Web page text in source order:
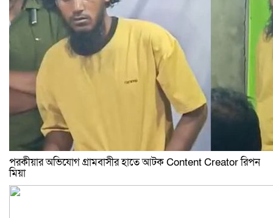
পরকীয়ার অভিযোগ গ্রামবাসীর হাতে আটক Content Creator রিপন
মিয়া